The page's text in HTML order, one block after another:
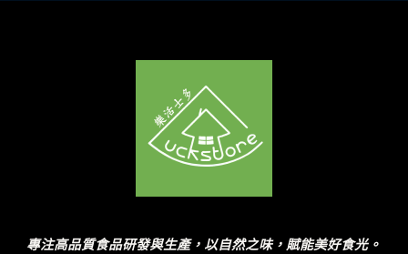
專注高品質食品研發與生產，以自然之味，賦能美好食光。